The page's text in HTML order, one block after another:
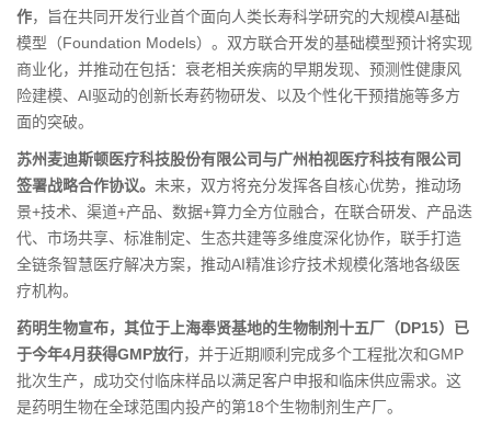
作，旨在共同开发行业首个面向人类长寿科学研究的大规模AI基础
模型（Foundation Models）。双方联合开发的基础模型预计将实现
商业化，并推动在包括：衰老相关疾病的早期发现、预测性健康风
险建模、AI驱动的创新长寿药物研发、以及个性化干预措施等多方
面的突破。
苏州麦迪斯顿医疗科技股份有限公司与广州柏视医疗科技有限公司
签署战略合作协议。 未来，双方将充分发挥各自核心优势，推动场
景+技术、渠道+产品、数据+算力全方位融合，在联合研发、产品迭
代、市场共享、标准制定、生态共建等多维度深化协作，联手打造
全链条智慧医疗解决方案，推动AI精准诊疗技术规模化落地各级医
疗机构。
药明生物宣布，其位于上海奉贤基地的生物制剂十五厂（DP15）已
于今年4月获得GMP放行，并于近期顺利完成多个工程批次和GMP
批次生产，成功交付临床样品以满足客户申报和临床供应需求。这
是药明生物在全球范围内投产的第18个生物制剂生产厂。